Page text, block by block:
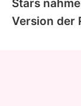
Stars
Version der